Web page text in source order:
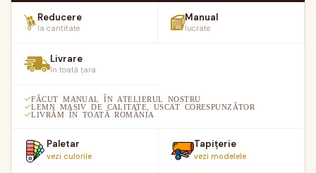
Reducere
la cantitate
Manual
lucrate
Livrare
în toată țara
FĂCUT MANUAL ÎN ATELIERUL NOSTRU
LEMN MASIV DE CALITATE, USCAT CORESPUNZĂTOR
LIVRĂM ÎN TOATĂ ROMÂNIA
Paletar
vezi culorile
Tapițerie
vezi modelele